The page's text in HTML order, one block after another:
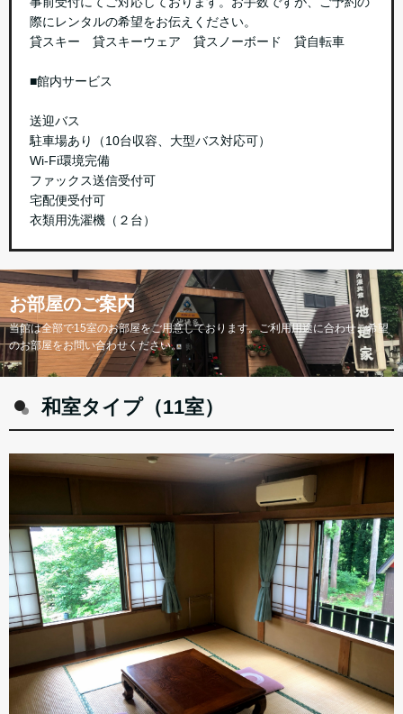
際にレンタルの希望をお伝えください。
貸スキー 貸スキーウェア 貸スノーボード 貸自転車
■館内サービス
送迎バス
駐車場あり（10台収容、大型バス対応可）
Wi-Fi環境完備
ファックス送信受付可
宅配便受付可
衣類用洗濯機（２台）
お部屋のご案内
当館は全部で15室のお部屋をご用意しております。ご利用用途に合わせご希望
のお部屋をお問い合わせください。
和室タイプ（11室）